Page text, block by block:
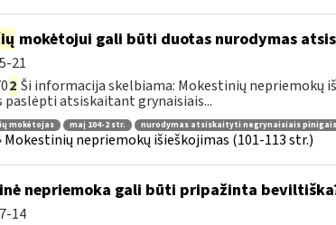
mokėtojui gali būti duotas nurodymas
21
2 Ši informacija skelbiama: Mokestinių nepriemokų
atsiskaitant grynaisiais...
mokėtojas maį 104-2 str. nurodymas atsiskaityti negrynaisiais pinigais
nepriemokų išieškojimas (101-113 str.)
nepriemoka gali būti pripažinta
14